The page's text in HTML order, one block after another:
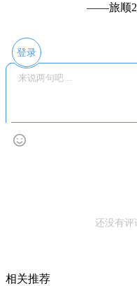
——旅顺
登录
还没有
相关推荐